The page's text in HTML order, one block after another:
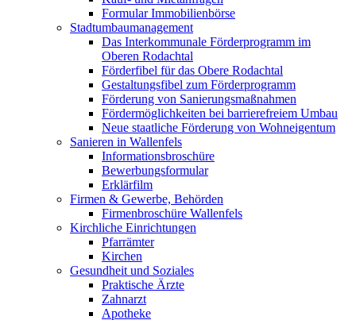
Formular Immobilienbörse
Stadtumbaumanagement
Das Interkommunale Förderprogramm im
Oberen Rodachtal
Förderfibel für das Obere Rodachtal
Gestaltungsfibel zum Förderprogramm
Förderung von Sanierungsmaßnahmen
Fördermöglichkeiten bei barrierefreiem Umbau
Neue staatliche Förderung von Wohneigentum
Sanieren in Wallenfels
Informationsbroschüre
Bewerbungsformular
Erklärfilm
Firmen & Gewerbe, Behörden
Firmenbroschüre Wallenfels
Kirchliche Einrichtungen
Pfarrämter
Kirchen
Gesundheit und Soziales
Praktische Ärzte
Zahnarzt
Apotheke